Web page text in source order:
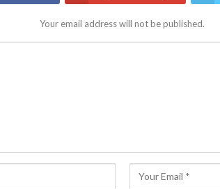
Your email address will not be published.